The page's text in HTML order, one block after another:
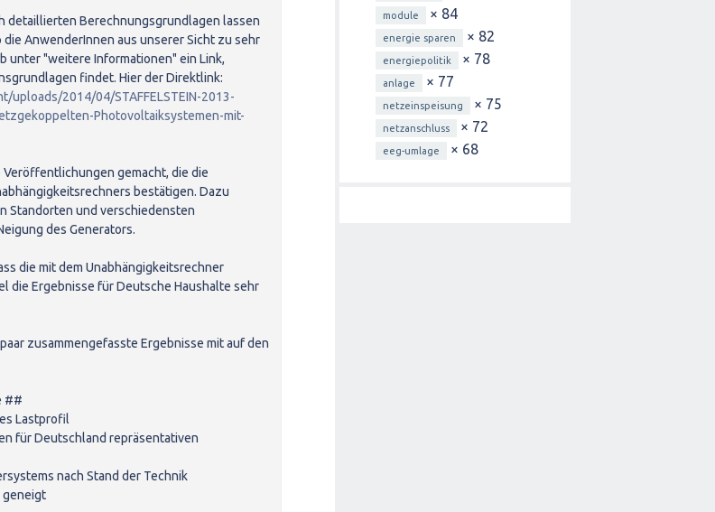
detaillierten Berechnungsgrundlagen lassen
AnwenderInnen aus unserer Sicht zu sehr
unter "weitere Informationen" ein Link,
findet. Hier der Direktlink:
2014/04/STAFFELSTEIN-2013-
Photovoltaiksystemen-mit-
gemacht, die die
bestätigen. Dazu
Standorten und verschiedensten
des Generators.
die mit dem Unabhängigkeitsrechner
die Ergebnisse für Deutsche Haushalte sehr
zusammengefasste Ergebnisse mit auf den
##
Lastprofil
für Deutschland repräsentativen
nach Stand der Technik
geneigt
module × 84
energie sparen × 82
energiepolitik × 78
anlage × 77
netzeinspeisung × 75
netzanschluss × 72
eeg-umlage × 68